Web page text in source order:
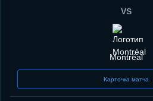
VS
Montréal
Карточка матча